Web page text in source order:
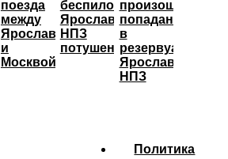
поезда
между
Ярославлем
и
Москвой
беспилотниками
Ярославском
НПЗ
потушено
произошло
попадание
в
резервуары
Ярославского
НПЗ
Политика